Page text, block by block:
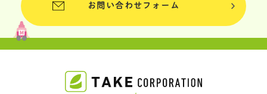
お問い合わせフォーム